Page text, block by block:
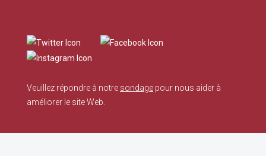
Veuillez répondre à notre sondage pour nous aider à
améliorer le site Web.